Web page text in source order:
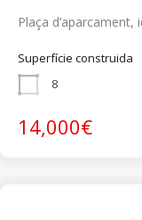
Plaça
Superfície construida
8
14,000€